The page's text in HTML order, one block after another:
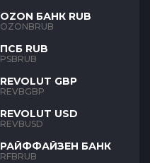
OZON БАНК RUB
OZONBRUB
ПСБ RUB
PSBRUB
REVOLUT GBP
REVBGBP
REVOLUT USD
REVBUSD
РАЙФФАЙЗЕН БАНК
RFBRUB